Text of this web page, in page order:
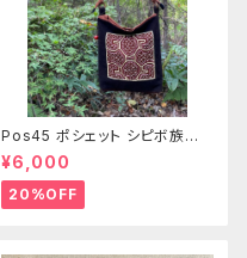
Pos45 ポシェット シピボ族の
泥染め刺繍のショルダー
¥6,000
20%OFF